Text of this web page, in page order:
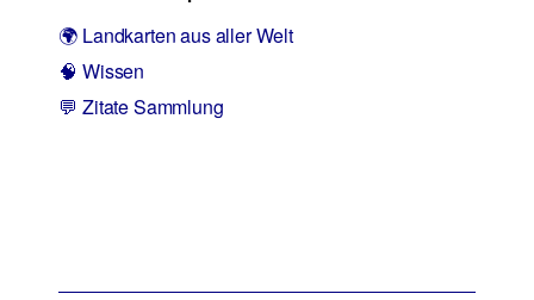
🌍 Landkarten aus aller Welt
🧠 Wissen
💬 Zitate Sammlung